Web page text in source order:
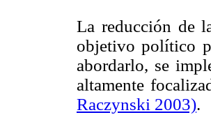
La reducción de
objetivo político
abordarlo, se
altamente
Raczynski 2003).